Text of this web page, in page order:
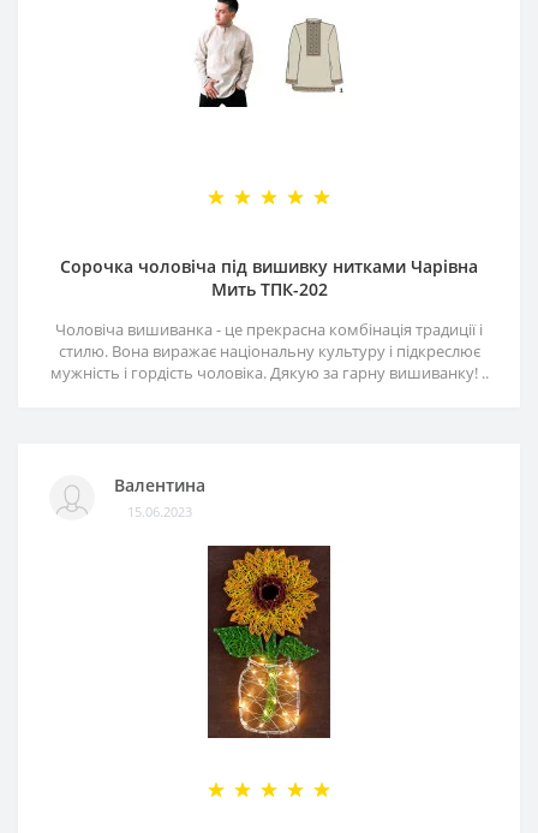
Сорочка чоловіча під вишивку нитками Чарівна
Мить ТПК-202
Чоловіча вишиванка - це прекрасна комбінація традиції і
стилю. Вона виражає національну культуру і підкреслює
мужність і гордість чоловіка. Дякую за гарну вишиванку! ..
Валентина
15.06.2023